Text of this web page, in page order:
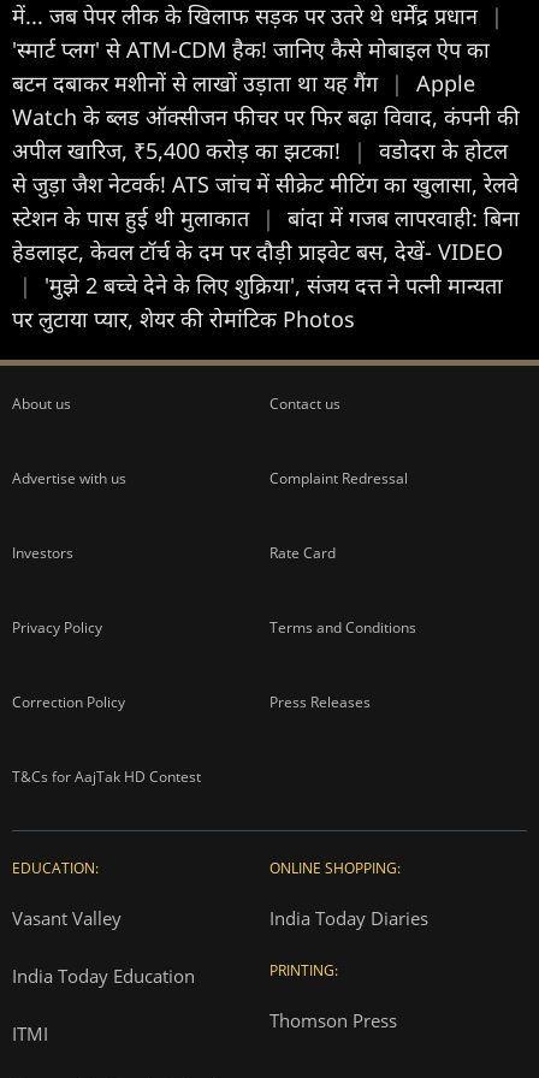
में... जब पेपर लीक के खिलाफ सड़क पर उतरे थे धर्मेंद्र प्रधान |
'स्मार्ट प्लग' से ATM-CDM हैक! जानिए कैसे मोबाइल ऐप का
बटन दबाकर मशीनों से लाखों उड़ाता था यह गैंग |
Apple
Watch के ब्लड ऑक्सीजन फीचर पर फिर बढ़ा विवाद, कंपनी की
अपील खारिज, ₹5,400 करोड़ का झटका!
|
वडोदरा के होटल
से जुड़ा जैश नेटवर्क! ATS जांच में सीक्रेट मीटिंग का खुलासा, रेलवे
स्टेशन के पास हुई थी मुलाकात |
बांदा में गजब लापरवाही: बिना
हेडलाइट, केवल टॉर्च के दम पर दौड़ी प्राइवेट बस, देखें- VIDEO
|
'मुझे 2 बच्चे देने के लिए शुक्रिया', संजय दत्त ने पत्नी मान्यता
पर लुटाया प्यार, शेयर की रोमांटिक Photos
About us Contact us
Advertise with us Complaint Redressal
Investors Rate Card
Privacy Policy Terms and Conditions
Correction Policy Press Releases
T&Cs for AajTak HD Contest
EDUCATION:
Vasant Valley
India Today Education
ITMI
ONLINE SHOPPING:
India Today Diaries
PRINTING:
Thomson Press